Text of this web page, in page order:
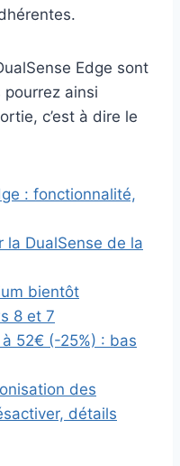
Edge sont
ainsi
c’est à dire le
: fonctionnalité,
la DualSense de la
bientôt
8 et 7
52€ (-25%) : bas
des
détails